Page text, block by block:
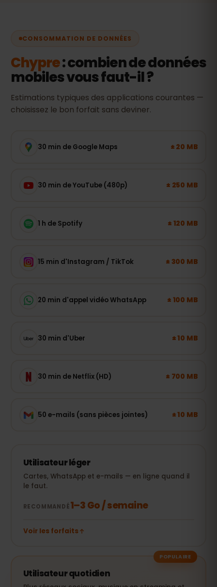
CONSOMMATION DE DONNÉES
Chypre: combien de données
mobiles vous faut-il ?
Estimations typiques des applications courantes —
choisissez le bon forfait sans deviner.
30 min de Google Maps ± 20 MB
30 min de YouTube (480p) ± 250 MB
1 h de Spotify ± 120 MB
15 min d'Instagram / TikTok ± 300 MB
20 min d'appel vidéo WhatsApp ± 100 MB
30 min d'Uber ± 10 MB
30 min de Netflix (HD) ± 700 MB
50 e-mails (sans pièces jointes) ± 10 MB
Utilisateur léger
Cartes, WhatsApp et e-mails — en ligne quand il
le faut.
RECOMMANDÉ1–3 Go / semaine
Voir les forfaits
POPULAIRE
Utilisateur quotidien